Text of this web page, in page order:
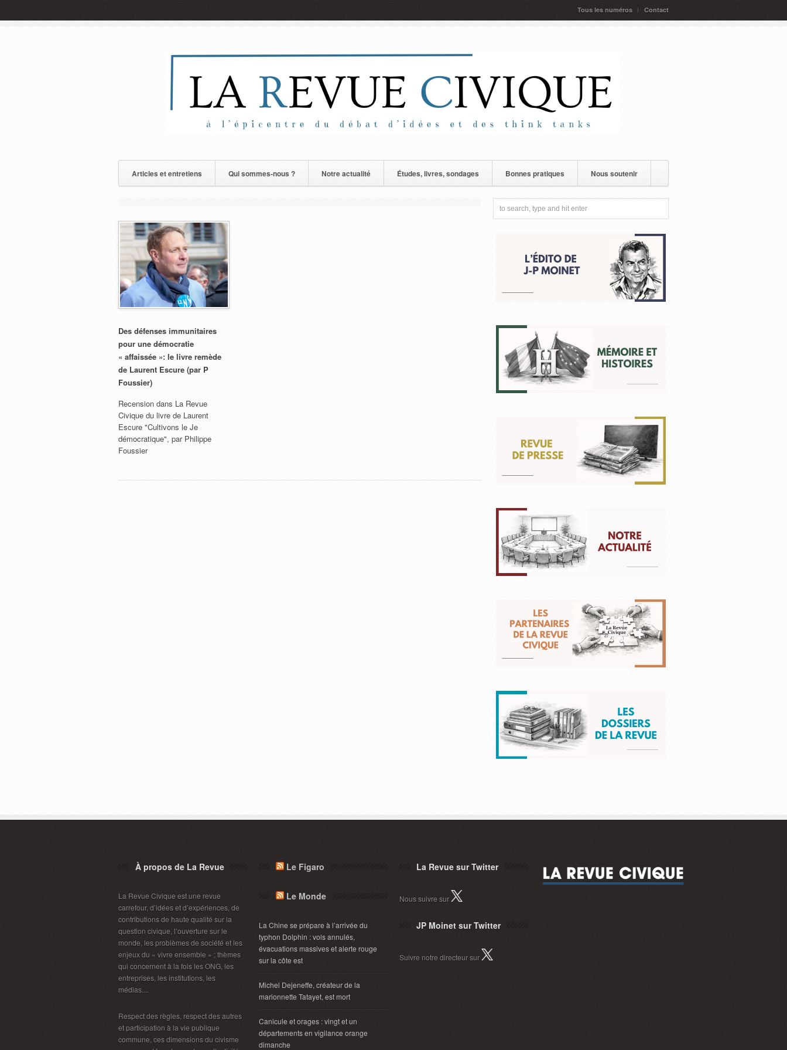
Tous les numéros Contact
Articles et entretiens Qui sommes-nous ? Notre actualité Études, livres, sondages Bonnes pratiques Nous soutenir
Des défenses immunitaires
pour une démocratie
« affaissée »: le livre remède
de Laurent Escure (par P
Foussier)
Recension dans La Revue
Civique du livre de Laurent
Escure "Cultivons le Je
démocratique", par Philippe
Foussier
À propos de La Revue
La Revue Civique est une revue
carrefour, d’idées et d’expériences, de
contributions de haute qualité sur la
question civique, l’ouverture sur le
monde, les problèmes de société et les
enjeux du « vivre ensemble » ; thèmes
qui concernent à la fois les ONG, les
entreprises, les institutions, les
médias....
Respect des règles, respect des autres
et participation à la vie publique
commune, ces dimensions du civisme
Le Figaro
Le Monde
La Chine se prépare à l’arrivée du
typhon Dolphin : vols annulés,
évacuations massives et alerte rouge
sur la côte est
Michel Dejeneffe, créateur de la
marionnette Tatayet, est mort
Canicule et orages : vingt et un
départements en vigilance orange
dimanche
La Revue sur Twitter
Nous suivre sur
JP Moinet sur Twitter
Suivre notre directeur sur